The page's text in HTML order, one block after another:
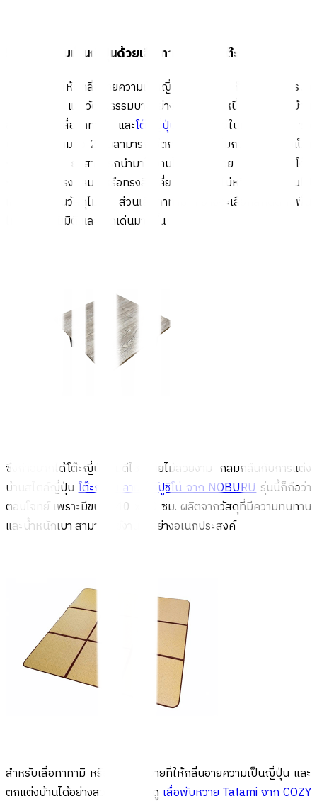
5. เพิ่มความเป็นญี่ปุ่นด้วยเสื่อทาทามิ และโต๊ะญี่ปุ่น
การแต่งบ้านให้มีกลิ่นอายความเป็นญี่ปุ่นมากที่สุด ก็คงไม่พ้นการนำ
เอกลักษณ์ และวัฒนธรรมบางอย่างมาเป็นส่วนหนึ่งในการแต่งบ้าน
อย่างการนำเสื่อทาทามิ และโต๊ะญี่ปุ่น
มาจัดวางไว้ในห้องนั่งเล่น ซึ่ง
นอกจากไอเทมทั้ง 2 ชิ้นสามารถใช้ตกแต่งเพื่อเพิ่มกลิ่นอายความเป็น
ญี่ปุ่นได้แล้ว ยังสามารถนำมาใช้งานได้จริงอีกด้วย โดยให้เลือกโต๊ะ
ญี่ปุ่นที่เป็นทรงกลม หรือทรงสี่เหลี่ยม มีดีไซน์ไม่หวือหวาจนเกินไป
และยังคุมโทนวัสดุไม้อยู่ ส่วนเสื่อทาทามิ ก็อาจจะเลือกสีที่ตัดกับพื้น
ไม้ เพื่อให้ดูมีมิติ และโดดเด่นมากขึ้น
ซึ่งถ้าอยากได้โต๊ะญี่ปุ่นที่มีดีไซน์ลายไม้สวยงาม กลมกลืนกับการแต่ง
บ้านสไตล์ญี่ปุ่นโต๊ะญี่ปุ่น ลายคาร์ปูชิโน่ จาก NOBURUรุ่นนี้ก็ถือว่า
ตอบโจทย์ เพราะมีขนาด 40 x 60 ซม. ผลิตจากวัสดุที่มีความทนทาน
และน้ำหนักเบา สามารถใช้งานได้อย่างอเนกประสงค์
สำหรับเสื่อทาทามิ หรือเสื่อพับหวายที่ให้กลิ่นอายความเป็นญี่ปุ่น และ
ตกแต่งบ้านได้อย่างสวยงาม ต้องดูเสื่อพับหวาย Tatami จาก COZY